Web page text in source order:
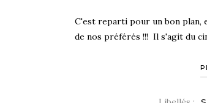
C'est reparti pour un bon plan,
de nos préférés !!! Il s'agit du